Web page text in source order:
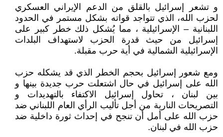
و تشعر إسرائيل بالقلق من الدعم الإيراني العسكري
لحزب الله، الذي تتواجد قواته بشكل مستمر في الحدود
اللبنانية – الإسرائيلية ، مما يُشكل ذلك خطر كبير على
إسرائيل من حيث قدرة الحزب لاستهداف البلدات
الإسرائيلية الشمالية في أية حرب مقبلة.
ومع شعور إسرائيل بحجم الخطر الذي قد يشكله حزب
الله على إسرائيل في حال اشتعلت حرب جديدة بينها و
بين لبنان ، تحاول إسرائيل الاكتفاء بالتهديدات و
التصريحات النارية من أجل تأليب الرأي العام اللبناني ضد
حزب الله على أمل أن تنجح في إحداث ثورة داخلية ضد
حزب الله في لبنان.